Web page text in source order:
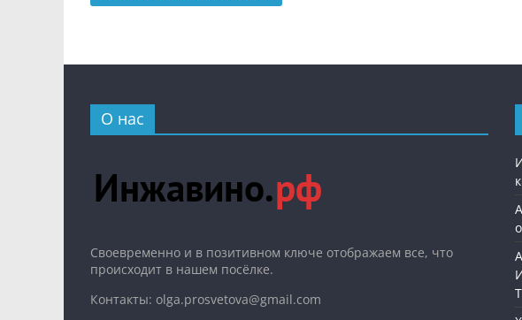
О нас
Cвоевременно и в позитивном ключе отображаем все, что
происходит в нашем посёлке.
Контакты: olga.prosvetova@gmail.com